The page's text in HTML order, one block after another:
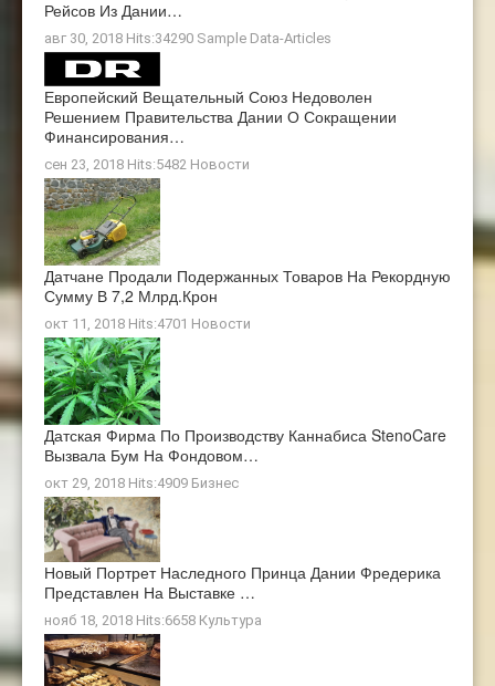
Рейсов Из Дании…
авг 30, 2018 Hits:34290 Sample Data-Articles
Европейский Вещательный Союз Недоволен
Решением Правительства Дании О Сокращении
Финансирования…
сен 23, 2018 Hits:5482 Новости
Датчане Продали Подержанных Товаров На Рекордную
Сумму В 7,2 Млрд.крон
окт 11, 2018 Hits:4701 Новости
Датская Фирма По Производству Каннабиса StenoCare
Вызвала Бум На Фондовом…
окт 29, 2018 Hits:4909 Бизнес
Новый Портрет Наследного Принца Дании Фредерика
Представлен На Выставке …
нояб 18, 2018 Hits:6658 Культура